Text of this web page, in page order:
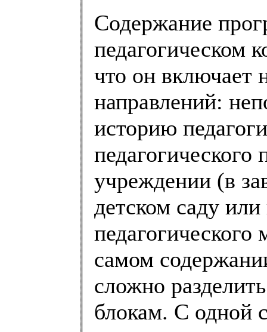
Содержание
педагогическом
что он включает
направлений:
историю
педагогического
учреждении (в
детском саду
самом
сложно
блокам. С одной